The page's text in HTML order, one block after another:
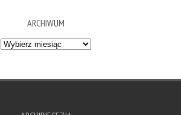
ARCHIWUM
Archiwum